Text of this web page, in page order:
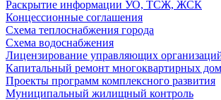
Раскрытие информации УО, ТСЖ, ЖСК
Концессионные соглашения
Схема теплоснабжения города
Схема водоснабжения
Лицензирование управляющих
Капитальный ремонт многоквартирных
Проекты программ комплексного развития
Муниципальный жилищный контроль